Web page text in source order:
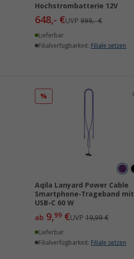
Hochstrombatterie 12V
648,- €UVP999,- €
Lieferbar
Filialverfügbarkeit: Filiale setzen
%
Aqila Lanyard Power Cable
Smartphone-Trageband mit
USB-C 60 W
ab 9,99€UVP19,99 €
Lieferbar
Filialverfügbarkeit: Filiale setzen